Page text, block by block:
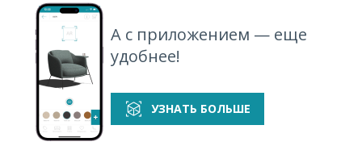
А с приложением — еще
удобнее!
УЗНАТЬ БОЛЬШЕ